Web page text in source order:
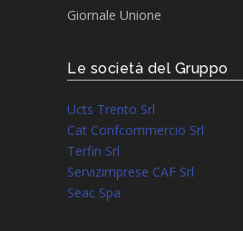
Giornale Unione
Le società del Gruppo
Ucts Trento Srl
Cat Confcommercio Srl
Terfin Srl
Servizimprese CAF Srl
Seac Spa